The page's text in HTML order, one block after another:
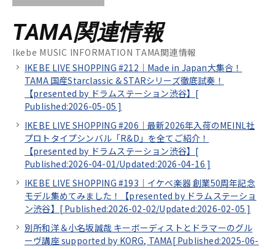
TAMA関連情報
Ikebe MUSIC INFORMATION TAMA関連情報
IKEBE LIVE SHOPPING #212｜Made in Japan大集合！
TAMA 国産Starclassic & STARシリーズ徹底試奏！
【presented by ドラムステーション渋谷】[
Published:2026-05-05 ]
IKEBE LIVE SHOPPING #206｜最新2026年入荷のMEINL社
プロトタイプシンバル「R&D」を全てご紹介！
【presented by ドラムステーション渋谷】[
Published:2026-04-01/Updated:2026-04-16 ]
IKEBE LIVE SHOPPING #193｜イケベ楽器 創業50周年記念
モデル集めてみました！【presented by ドラムステーショ
ン渋谷】[ Published:2026-02-02/Updated:2026-02-05 ]
別所和洋＆小名坂誠哉 キーボーディストとドラマーのグル
ーヴ講座 supported by KORG, TAMA[ Published:2025-06-